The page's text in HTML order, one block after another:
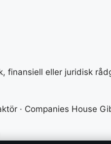
eller juridisk
· Companies House